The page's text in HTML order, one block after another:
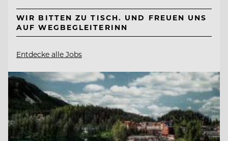
WIR BITTEN ZU TISCH. UND FREUEN UNS
AUF WEGBEGLEITERINN
Entdecke alle Jobs